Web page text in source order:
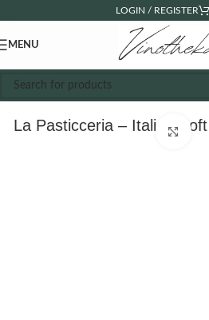
LOGIN / REGISTER
MENU
La Pasticceria – Italian